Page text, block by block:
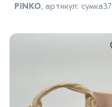
PINKO, артикул: сумка37